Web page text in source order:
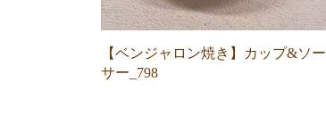
【ベンジャロン焼き】カップ&ソー
サー_798